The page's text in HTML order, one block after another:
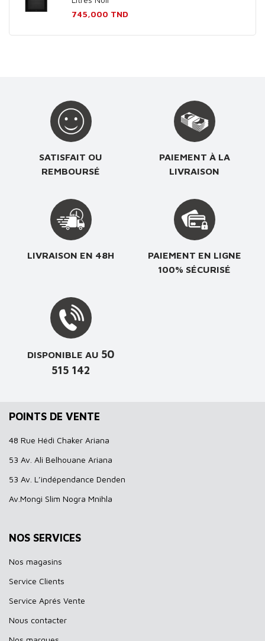
Prix
745,000 TND
SATISFAIT OU
REMBOURSÉ
PAIEMENT À LA
LIVRAISON
LIVRAISON EN 48H
PAIEMENT EN LIGNE
100% SÉCURISÉ
DISPONIBLE AU 50
515 142
POINTS DE VENTE
48 Rue Hédi Chaker Ariana
53 Av. Ali Belhouane Ariana
53 Av. L’indépendance Denden
Av.Mongi Slim Nogra Mnihla
NOS SERVICES
Nos magasins
Service Clients
Service Aprés Vente
Nous contacter